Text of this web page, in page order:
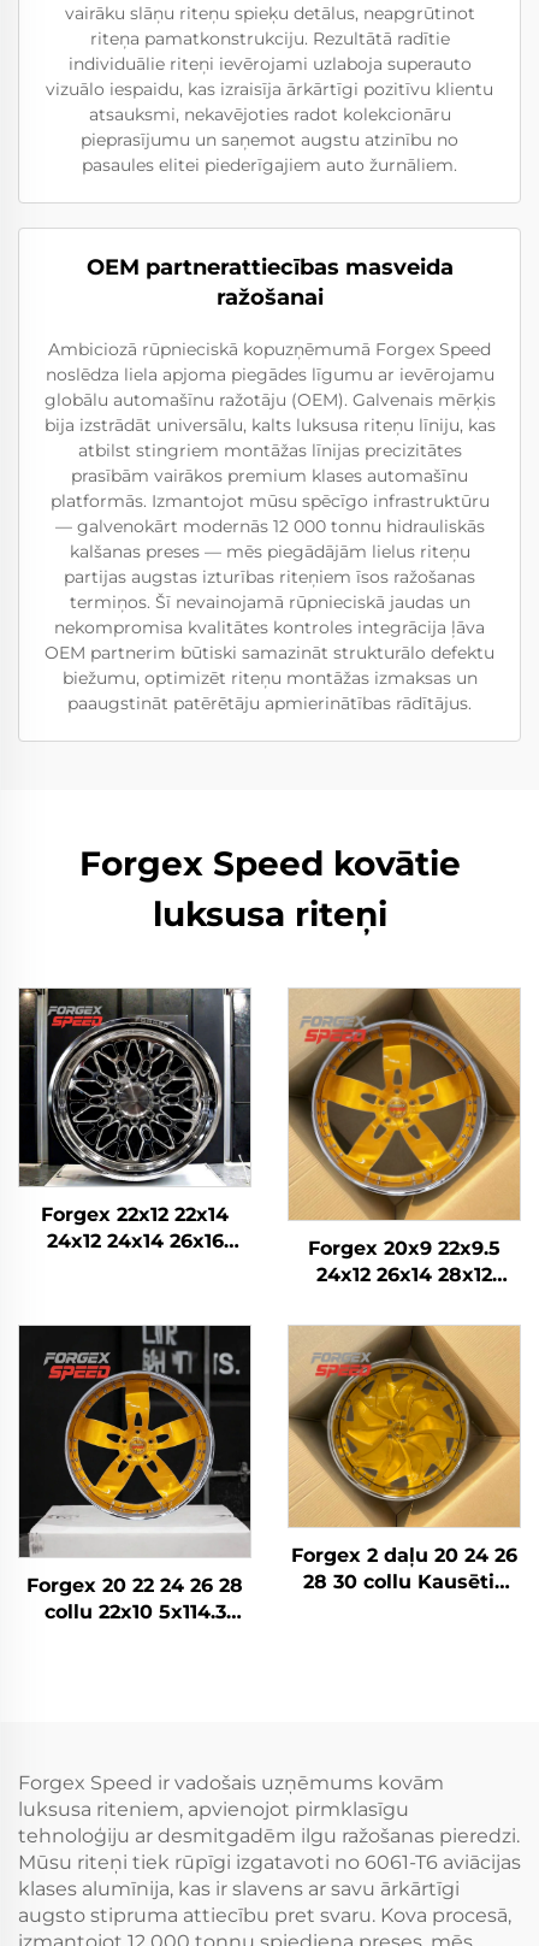
vairāku slāņu riteņu spieķu detālus, neapgrūtinot
riteņa pamatkonstrukciju. Rezultātā radītie
individuālie riteņi ievērojami uzlaboja superauto
vizuālo iespaidu, kas izraisīja ārkārtīgi pozitīvu klientu
atsauksmi, nekavējoties radot kolekcionāru
pieprasījumu un saņemot augstu atzinību no
pasaules elitei piederīgajiem auto žurnāliem.
OEM partnerattiecības masveida
ražošanai
Ambiciozā rūpnieciskā kopuzņēmumā Forgex Speed
noslēdza liela apjoma piegādes līgumu ar ievērojamu
globālu automašīnu ražotāju (OEM). Galvenais mērķis
bija izstrādāt universālu, kalts luksusa riteņu līniju, kas
atbilst stingriem montāžas līnijas precizitātes
prasībām vairākos premium klases automašīnu
platformās. Izmantojot mūsu spēcīgo infrastruktūru
— galvenokārt modernās 12 000 tonnu hidrauliskās
kalšanas preses — mēs piegādājām lielus riteņu
partijas augstas izturības riteņiem īsos ražošanas
termiņos. Šī nevainojamā rūpnieciskā jaudas un
nekompromisa kvalitātes kontroles integrācija ļāva
OEM partnerim būtiski samazināt strukturālo defektu
biežumu, optimizēt riteņu montāžas izmaksas un
paaugstināt patērētāju apmierinātības rādītājus.
Forgex Speed kovātie
luksusa riteņi
Forgex 22x12 22x14
24x12 24x14 26x16
8x180 8x6.5 6x5.5 5x5
Kravas auto riteņi
Forgex 20x9 22x9.5
24x12 26x14 28x12
riteņi Hromēti riteņi
Iegriezti diski Zelta
auto riteņu diski
Forgex 20 22 24 26 28
collu 22x10 5x114.3
Forgex 2 daļu 20 24 26
28 30 collu Kausētie
Forgex Speed ir vadošais uzņēmums kovām
luksusa riteniem, apvienojot pirmklasīgu
tehnoloģiju ar desmitgadēm ilgu ražošanas pieredzi.
Mūsu riteņi tiek rūpīgi izgatavoti no 6061-T6 aviācijas
klases alumīnija, kas ir slavens ar savu ārkārtīgi
augsto stipruma attiecību pret svaru. Kova procesā,
izmantojot 12 000 tonnu spiediena preses, mēs